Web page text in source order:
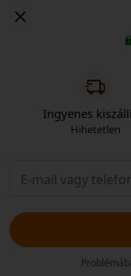
Ingyenes
Hihetetlen